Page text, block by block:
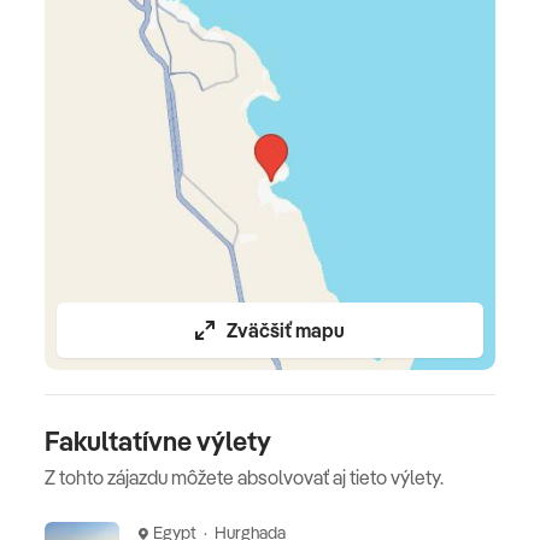
majú možnosť raňajkovať výhradne v "Royal Lounge" •
À la carte reštaurácia "Lucina" je otvorená ako snack bar
24 hodín denne (alkoholické nápoje sa nepodávajú
medzi 6:00 a 10:00) • vybrané alkoholické a
nealkoholické nápoje sa podávajú v hotelových baroch
od 10:00 do 18:00 alebo od 18:00 do pol noci
Vybavenie a služby hotela
recepcia 24/7 • Wi -Fi (zdarma) • spa centrum • 3
bazény • lekár ( za poplatok) • denné a večerné
REŠTAURÁCIE
4 à la carte reštaurácie ("Lucina" a "Gaia" -
medzinárodná kuchyňa, "Yades" - grécka kuchyňa) na
raňajky, obed a večeru • pre členov Royal Club je k
dispozícii à la carte reštaurácia Royal Club, ktorá ponúka
Zväčšiť mapu
Fakultatívne výlety
Z tohto zájazdu môžete absolvovať aj tieto výlety.
Egypt · Hurghada